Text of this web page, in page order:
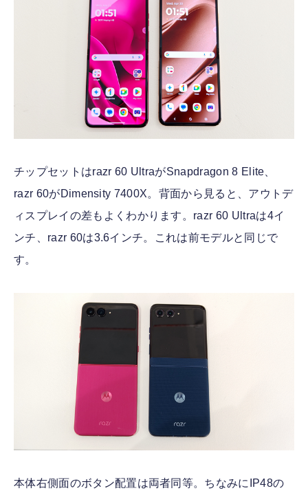
チップセットはrazr 60 UltraがSnapdragon 8 Elite、
razr 60がDimensity 7400X。背面から見ると、アウトデ
ィスプレイの差もよくわかります。razr 60 Ultraは4イ
ンチ、razr 60は3.6インチ。これは前モデルと同じで
す。
本体右側面のボタン配置は両者同等。ちなみにIP48の